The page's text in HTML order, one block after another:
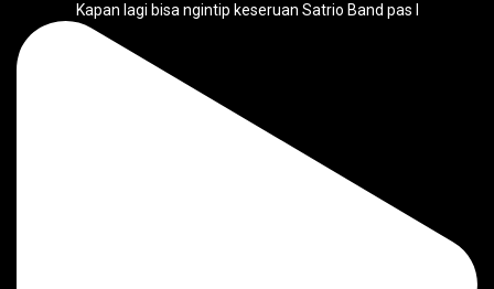
Kapan lagi bisa ngintip keseruan Satrio Band pas l